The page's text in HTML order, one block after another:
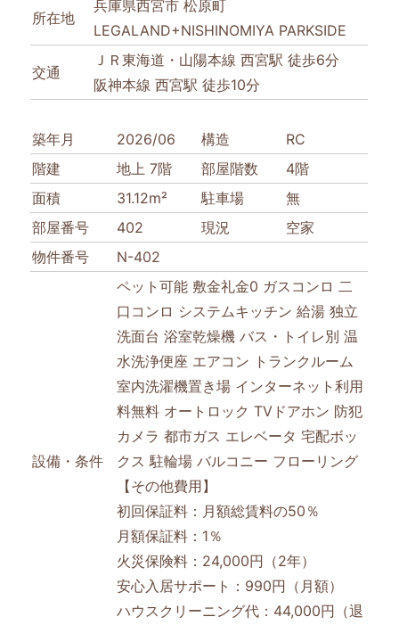
所在地
兵庫県西宮市 松原町
LEGALAND+NISHINOMIYA PARKSIDE
交通
ＪＲ東海道・山陽本線 西宮駅 徒歩6分
阪神本線 西宮駅 徒歩10分
築年月 2026/06 構造
RC
階建
地上 7階 部屋階数
4階
面積
31.12m² 駐車場
無
部屋番号
402 現況
空家
物件番号
N-402
設備・条件
ペット可能 敷金礼金0 ガスコンロ 二
口コンロ システムキッチン 給湯 独立
洗面台 浴室乾燥機 バス・トイレ別 温
水洗浄便座 エアコン トランクルーム
室内洗濯機置き場 インターネット利用
料無料 オートロック TVドアホン 防犯
カメラ 都市ガス エレベータ 宅配ボッ
クス 駐輪場 バルコニー フローリング
【その他費用】
初回保証料：月額総賃料の50％
月額保証料：1％
火災保険料：24,000円（2年）
安心入居サポート：990円（月額）
ハウスクリーニング代：44,000円（退